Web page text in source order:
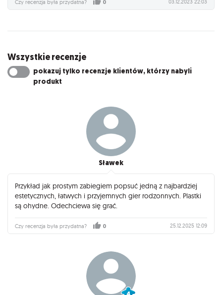
Czy recenzja była przydatna? 0 03.12.2023 22:03
Wszystkie recenzje
pokazuj tylko recenzje klientów, którzy nabyli
produkt
Sławek
Przykład jak prostym zabiegiem popsuć jedną z najbardziej
estetycznych, łatwych i przyjemnych gier rodzonnych. Plastki
są ohydne. Odechciewa się grać.
Czy recenzja była przydatna? 0 25.12.2025 12:09